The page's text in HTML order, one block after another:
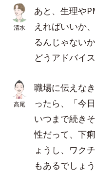
清水
あと、生理や
えればいいか
るんじゃない
どうアドバイ
高尾
職場に伝えな
ったら、「今
いつまで続き
性だって、下
ょうし、ワク
もあるでしょ